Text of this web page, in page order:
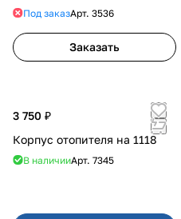
Под заказАрт. 3536
Заказать
3 750 ₽
Корпус отопителя на 1118
В наличииАрт. 7345